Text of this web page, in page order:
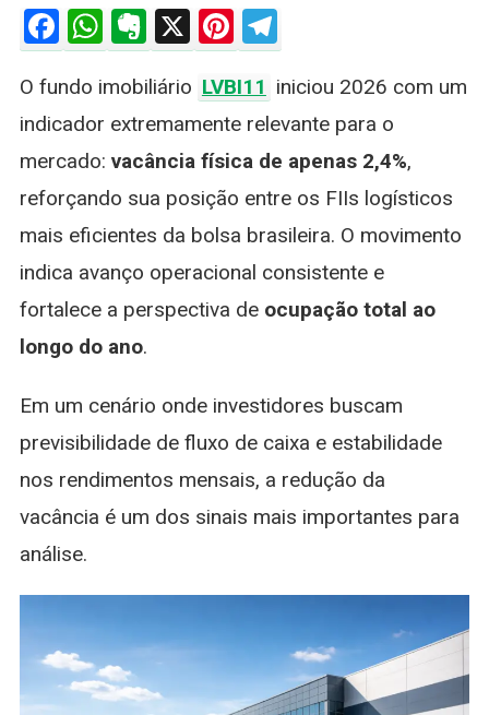
2,4%
Ocupação
Total
Facebook
WhatsApp
Evernote
X Pinterest
Telegram
O fundo imobiliário LVBI11 iniciou 2026 com um
indicador extremamente relevante para o
mercado: vacância física de apenas 2,4%,
reforçando sua posição entre os FIIs logísticos
mais eficientes da bolsa brasileira. O movimento
indica avanço operacional consistente e
fortalece a perspectiva de ocupação total ao
longo do ano.
Em um cenário onde investidores buscam
previsibilidade de fluxo de caixa e estabilidade
nos rendimentos mensais, a redução da
vacância é um dos sinais mais importantes para
análise.